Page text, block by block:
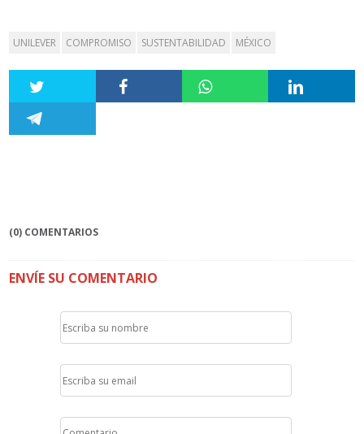
UNILEVER COMPROMISO SUSTENTABILIDAD MÉXICO
(0) COMENTARIOS
ENVÍE SU COMENTARIO